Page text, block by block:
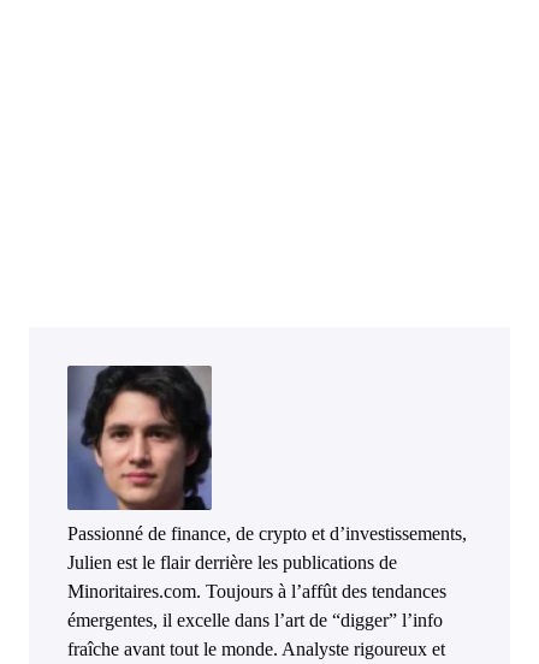
Passionné de finance, de crypto et d’investissements,
Julien est le flair derrière les publications de
Minoritaires.com. Toujours à l’affût des tendances
émergentes, il excelle dans l’art de “digger” l’info
fraîche avant tout le monde. Analyste rigoureux et